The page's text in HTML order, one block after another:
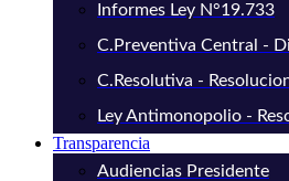
Informes Ley N°19.733
C.Preventiva Central -
C.Resolutiva -
Ley Antimonopolio -
Transparencia
Audiencias Presidente